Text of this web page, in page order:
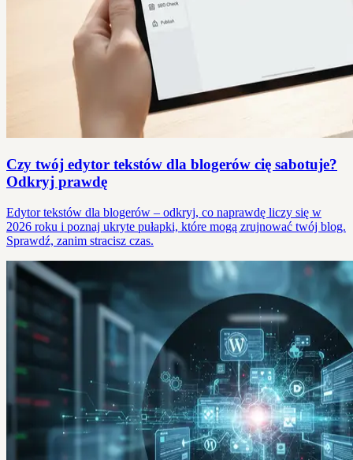
Czy twój edytor tekstów dla blogerów cię sabotuje?
Odkryj prawdę
Edytor tekstów dla blogerów – odkryj, co naprawdę liczy się w
2026 roku i poznaj ukryte pułapki, które mogą zrujnować twój blog.
Sprawdź, zanim stracisz czas.